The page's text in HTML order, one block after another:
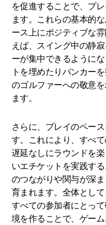
を促進することで、プ
ます。これらの基本的
ース上にポジティブな
えば、スイング中の静
ーが集中できるように
トを埋めたりバンカー
のゴルファーへの敬意
ます。
さらに、プレイのペー
す。これにより、すべ
遅延なしにラウンドを
いエチケットを実践す
のつながりや関与が深
育まれます。全体として
すべての参加者にとっ
境を作ることで、ゲーム